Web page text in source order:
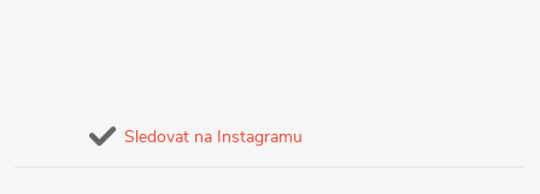
Sledovat na Instagramu